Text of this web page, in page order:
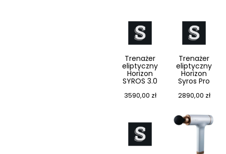
Trenażer
eliptyczny
Horizon
SYROS 3.0
3590,00 zł
Trenażer
eliptyczny
Horizon
Syros Pro
2890,00 zł